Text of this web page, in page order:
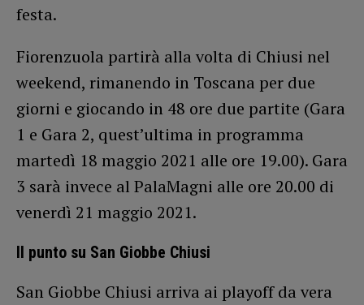
festa.
Fiorenzuola partirà alla volta di Chiusi nel
weekend, rimanendo in Toscana per due
giorni e giocando in 48 ore due partite (Gara
1 e Gara 2, quest’ultima in programma
martedì 18 maggio 2021 alle ore 19.00). Gara
3 sarà invece al PalaMagni alle ore 20.00 di
venerdì 21 maggio 2021.
Il punto su San Giobbe Chiusi
San Giobbe Chiusi arriva ai playoff da vera